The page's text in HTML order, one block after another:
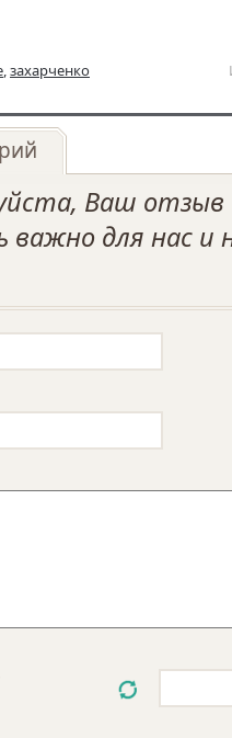
,захарченко
Ваш отзыв
важно для нас и